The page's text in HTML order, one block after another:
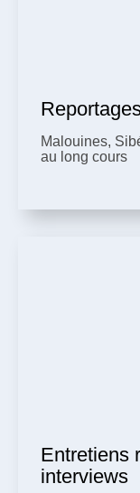
Malouines,
au long cours
Entretiens
interviews